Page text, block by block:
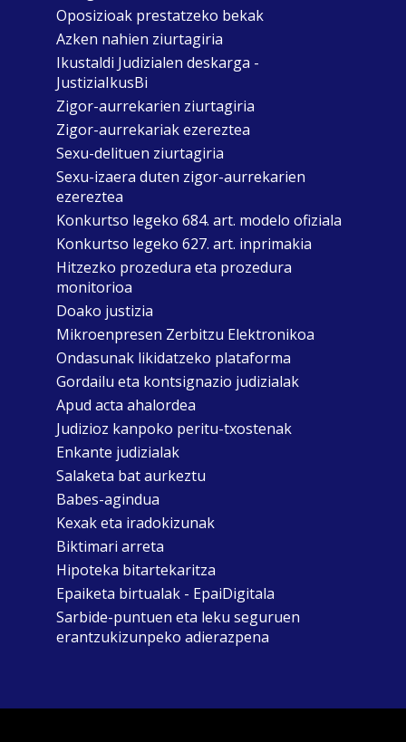
Oposizioak prestatzeko bekak
Azken nahien ziurtagiria
Ikustaldi Judizialen deskarga -
JustiziaIkusBi
Zigor-aurrekarien ziurtagiria
Zigor-aurrekariak ezereztea
Sexu-delituen ziurtagiria
Sexu-izaera duten zigor-aurrekarien
ezereztea
Konkurtso legeko 684. art. modelo ofiziala
Konkurtso legeko 627. art. inprimakia
Hitzezko prozedura eta prozedura
monitorioa
Doako justizia
Mikroenpresen Zerbitzu Elektronikoa
Ondasunak likidatzeko plataforma
Gordailu eta kontsignazio judizialak
Apud acta ahalordea
Judizioz kanpoko peritu-txostenak
Enkante judizialak
Salaketa bat aurkeztu
Babes-agindua
Kexak eta iradokizunak
Biktimari arreta
Hipoteka bitartekaritza
Epaiketa birtualak - EpaiDigitala
Sarbide-puntuen eta leku seguruen
erantzukizunpeko adierazpena